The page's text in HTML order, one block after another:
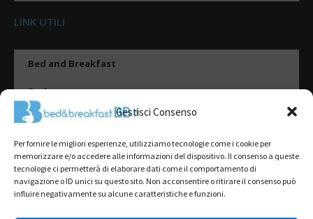
Gestisci Consenso
Per fornire le migliori esperienze, utilizziamo tecnologie come i cookie per
memorizzare e/o accedere alle informazioni del dispositivo. Il consenso a queste
tecnologie ci permetterà di elaborare dati come il comportamento di
navigazione o ID unici su questo sito. Non acconsentire o ritirare il consenso può
influire negativamente su alcune caratteristiche e funzioni.
LINK UTILI
Bed and Breakfast
Esplora
Tipologie di alloggio
Destinazioni
Il mio account